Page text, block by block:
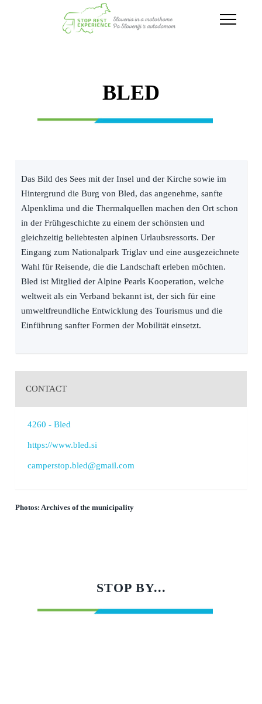
Toggle
BLED
Das Bild des Sees mit der Insel und der Kirche sowie im
Hintergrund die Burg von Bled, das angenehme, sanfte
Alpenklima und die Thermalquellen machen den Ort schon
in der Frühgeschichte zu einem der schönsten und
gleichzeitig beliebtesten alpinen Urlaubsressorts. Der
Eingang zum Nationalpark Triglav und eine ausgezeichnete
Wahl für Reisende, die die Landschaft erleben möchten.
Bled ist Mitglied der Alpine Pearls Kooperation, welche
weltweit als ein Verband bekannt ist, der sich für eine
umweltfreundliche Entwicklung des Tourismus und die
Einführung sanfter Formen der Mobilität einsetzt.
CONTACT
4260 - Bled
https://www.bled.si
camperstop.bled@gmail.com
Photos: Archives of the municipality
STOP BY...